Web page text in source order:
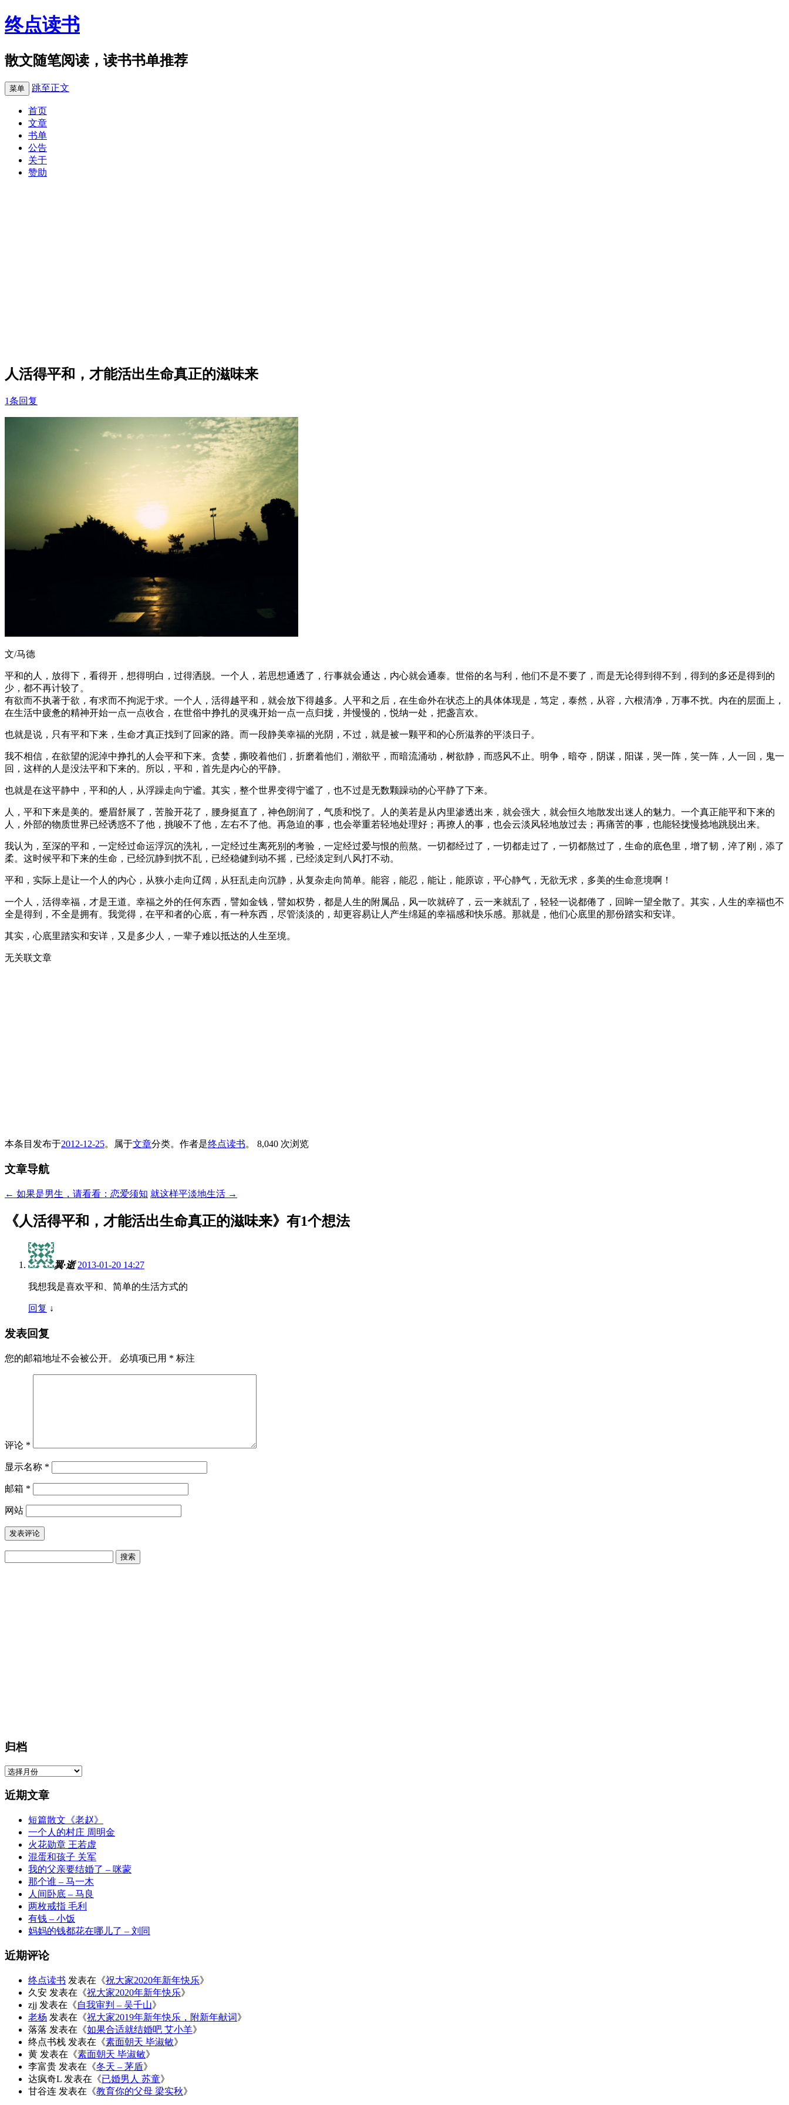
终点读书
散文随笔阅读，读书书单推荐
菜单 跳至正文
首页
文章
书单
公告
关于
赞助
人活得平和，才能活出生命真正的滋味来
1条回复
文/马德
平和的人，放得下，看得开，想得明白，过得洒脱。一个人，若思想通透了，行事就会通达，内心就会通泰。世俗的名与利，他们不是不要了，而是无论得到得不到，得到的多还是得到的
少，都不再计较了。
有欲而不执著于欲，有求而不拘泥于求。一个人，活得越平和，就会放下得越多。人平和之后，在生命外在状态上的具体体现是，笃定，泰然，从容，六根清净，万事不扰。内在的层面上，
在生活中疲惫的精神开始一点一点收合，在世俗中挣扎的灵魂开始一点一点归拢，并慢慢的，悦纳一处，把盏言欢。
也就是说，只有平和下来，生命才真正找到了回家的路。而一段静美幸福的光阴，不过，就是被一颗平和的心所滋养的平淡日子。
我不相信，在欲望的泥淖中挣扎的人会平和下来。贪婪，撕咬着他们，折磨着他们，潮欲平，而暗流涌动，树欲静，而惑风不止。明争，暗夺，阴谋，阳谋，哭一阵，笑一阵，人一回，鬼一
回，这样的人是没法平和下来的。所以，平和，首先是内心的平静。
也就是在这平静中，平和的人，从浮躁走向宁谧。其实，整个世界变得宁谧了，也不过是无数颗躁动的心平静了下来。
人，平和下来是美的。蹙眉舒展了，苦脸开花了，腰身挺直了，神色朗润了，气质和悦了。人的美若是从内里渗透出来，就会强大，就会恒久地散发出迷人的魅力。一个真正能平和下来的
人，外部的物质世界已经诱惑不了他，挑唆不了他，左右不了他。再急迫的事，也会举重若轻地处理好；再撩人的事，也会云淡风轻地放过去；再痛苦的事，也能轻拢慢捻地跳脱出来。
我认为，至深的平和，一定经过命运浮沉的洗礼，一定经过生离死别的考验，一定经过爱与恨的煎熬。一切都经过了，一切都走过了，一切都熬过了，生命的底色里，增了韧，淬了刚，添了
柔。这时候平和下来的生命，已经沉静到扰不乱，已经稳健到动不摇，已经淡定到八风打不动。
平和，实际上是让一个人的内心，从狭小走向辽阔，从狂乱走向沉静，从复杂走向简单。能容，能忍，能让，能原谅，平心静气，无欲无求，多美的生命意境啊！
一个人，活得幸福，才是王道。幸福之外的任何东西，譬如金钱，譬如权势，都是人生的附属品，风一吹就碎了，云一来就乱了，轻轻一说都倦了，回眸一望全散了。其实，人生的幸福也不
全是得到，不全是拥有。我觉得，在平和者的心底，有一种东西，尽管淡淡的，却更容易让人产生绵延的幸福感和快乐感。那就是，他们心底里的那份踏实和安详。
其实，心底里踏实和安详，又是多少人，一辈子难以抵达的人生至境。
无关联文章
本条目发布于2012-12-25。属于文章分类。 作者是终点读书。 8,040 次浏览
文章导航
← 如果是男生，请看看：恋爱须知 就这样平淡地生活 →
《人活得平和，才能活出生命真正的滋味来》有1个想法
翼·逝 2013-01-20 14:27
我想我是喜欢平和、简单的生活方式的
回复 ↓
发表回复
您的邮箱地址不会被公开。 必填项已用 * 标注
评论 *
显示名称 *
邮箱 *
网站
归档
归
近期文章
短篇散文《老赵》
一个人的村庄 周明金
火花勋章 王若虚
混蛋和孩子 关军
我的父亲要结婚了 – 咪蒙
那个谁 – 马一木
人间卧底 – 马良
两枚戒指 毛利
有钱 – 小饭
妈妈的钱都花在哪儿了 – 刘同
近期评论
终点读书 发表在《祝大家2020年新年快乐》
久安 发表在《祝大家2020年新年快乐》
zjj 发表在《自我审判 – 吴千山》
老杨 发表在《祝大家2019年新年快乐，附新年献词》
落落 发表在《如果合适就结婚吧 艾小羊》
终点书栈 发表在《素面朝天 毕淑敏》
黄 发表在《素面朝天 毕淑敏》
李富贵 发表在《冬天 – 茅盾》
达疯奇L 发表在《已婚男人 苏童》
甘谷连 发表在《教育你的父母 梁实秋》